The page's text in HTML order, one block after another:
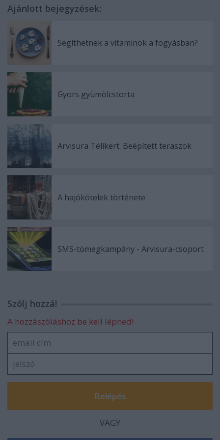
Ajánlott bejegyzések:
Segíthetnek a vitaminok a fogyásban?
Gyors gyümölcstorta
Arvisura Télikert. Beépített teraszok
A hajókötelek története
SMS-tömegkampány - Arvisura-csoport
Szólj hozzá!
A hozzászóláshoz be kell lépned!
VAGY